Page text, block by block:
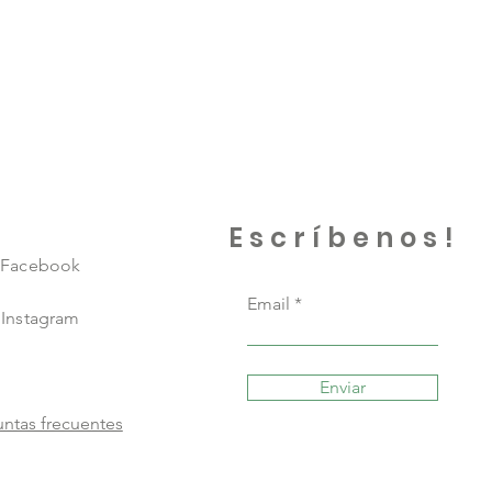
Facebook
Instagram
frecuentes
Escríbenos!
Email
Enviar